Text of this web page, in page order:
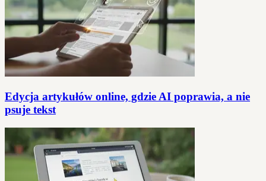
Edycja artykułów online, gdzie AI poprawia, a nie
psuje tekst